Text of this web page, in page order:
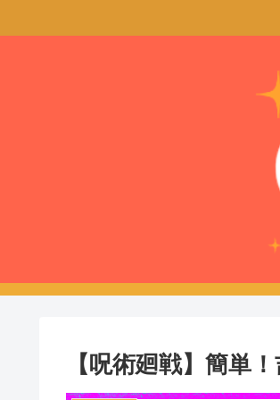
【呪術廻戦】簡単